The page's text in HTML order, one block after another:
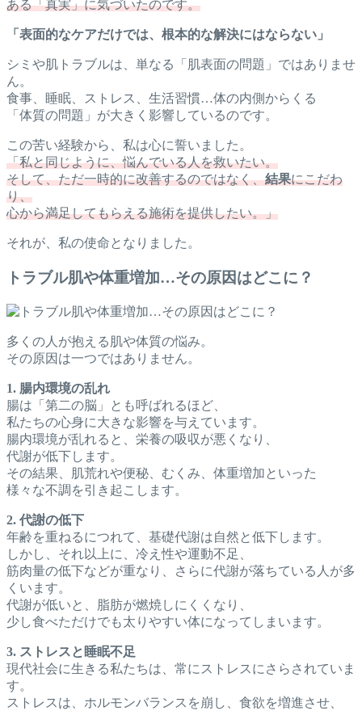
ある「真実」に気づいたのです。
「表面的なケアだけでは、根本的な解決にはならない」
シミや肌トラブルは、単なる「肌表面の問題」ではありませ
ん。
食事、睡眠、ストレス、生活習慣…体の内側からくる
「体質の問題」が大きく影響しているのです。
この苦い経験から、私は心に誓いました。
「私と同じように、悩んでいる人を救いたい。
そして、ただ一時的に改善するのではなく、結果にこだわ
り、
心から満足してもらえる施術を提供したい。」
それが、私の使命となりました。
トラブル肌や体重増加…その原因はどこに？
多くの人が抱える肌や体質の悩み。
その原因は一つではありません。
1. 腸内環境の乱れ
腸は「第二の脳」とも呼ばれるほど、
私たちの心身に大きな影響を与えています。
腸内環境が乱れると、栄養の吸収が悪くなり、
代謝が低下します。
その結果、肌荒れや便秘、むくみ、体重増加といった
様々な不調を引き起こします。
2. 代謝の低下
年齢を重ねるにつれて、基礎代謝は自然と低下します。
しかし、それ以上に、冷え性や運動不足、
筋肉量の低下などが重なり、さらに代謝が落ちている人が多
くいます。
代謝が低いと、脂肪が燃焼しにくくなり、
少し食べただけでも太りやすい体になってしまいます。
3. ストレスと睡眠不足
現代社会に生きる私たちは、常にストレスにさらされていま
す。
ストレスは、ホルモンバランスを崩し、食欲を増進させ、